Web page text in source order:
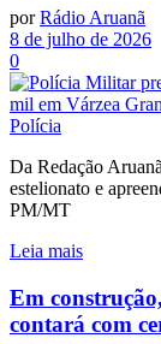
por Rádio Aruanã
8 de julho de 2026
0
Polícia
Da Redação
estelionato e
PM/MT
Leia mais
Em
contará com